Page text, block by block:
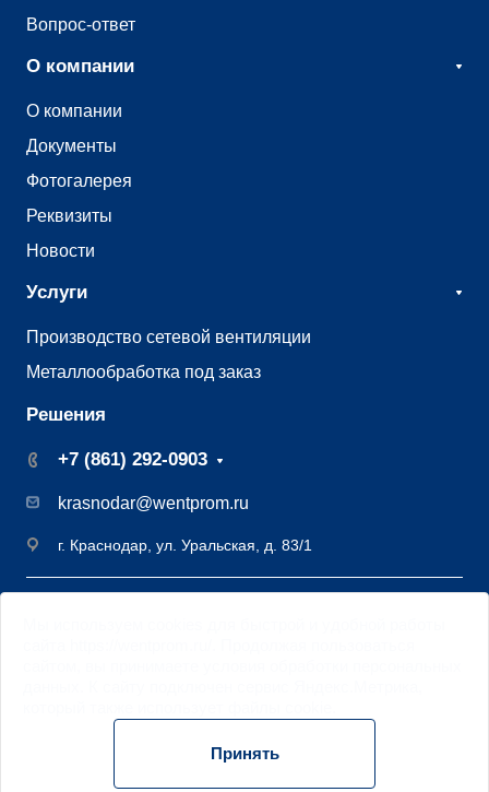
Вопрос-ответ
О компании
О компании
Документы
Фотогалерея
Реквизиты
Новости
Услуги
Производство сетевой вентиляции
Металлообработка под заказ
Решения
+7 (861) 292-0903
krasnodar@wentprom.ru
г. Краснодар, ул. Уральская, д. 83/1
Принять